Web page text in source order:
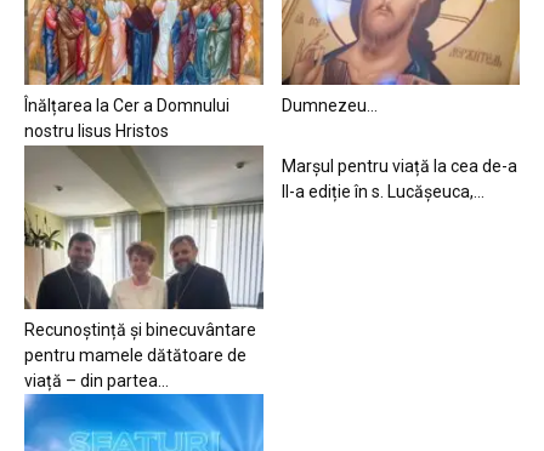
Înălțarea la Cer a Domnului
nostru Iisus Hristos
Dumnezeu…
Recunoștință și binecuvântare
pentru mamele dătătoare de
viață – din partea...
Marșul pentru viață la cea de-a
II-a ediție în s. Lucășeuca,...